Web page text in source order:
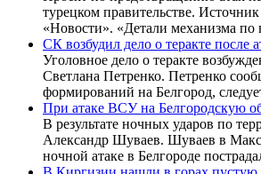
турецком правительстве.
«Новости». «Детали механизма
СК возбудил дело о теракте после
Уголовное дело о теракте
Светлана Петренко. Петренко
формирований на Белгород,
При атаке ВСУ на Белгородскую
В результате ночных ударов по
Александр Шуваев. Шуваев в Макс
ночной атаке в Белгороде